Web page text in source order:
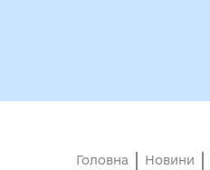
Головна Новини